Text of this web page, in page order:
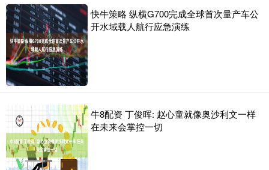
快牛策略 纵横G700完成全球首次量产车公
开水域载人航行应急演练
牛8配资 丁俊晖: 赵心童就像奥沙利文一样
在未来会掌控一切